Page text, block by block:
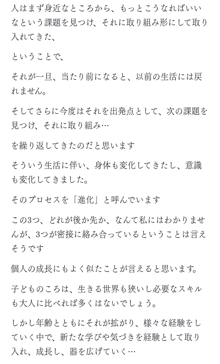
人はまず身近なところから、もっとこうなればいい
なという課題を見つけ、それに取り組み形にして取り
入れてきた、
ということで、
それが一旦、当たり前になると、以前の生活には戻
れません。
そしてさらに今度はそれを出発点として、次の課題を
見つけ、それに取り組み…
を繰り返してきたのだと思います
そういう生活に伴い、身体も変化してきたし、意識
も変化してきました。
そのプロセスを「進化」と呼んでいます
この3つ、どれが後か先か、なんて私にはわかりませ
んが、3つが密接に絡み合っているということは言え
そうです
個人の成長にもよく似たことが言えると思います。
子どものころは、生きる世界も狭いし必要なスキル
も大人に比べれば多くはないでしょう。
しかし年齢とともにそれが拡がり、様々な経験をし
ていく中で、新たな学びや気づきを経験として取り
入れ、成長し、器を広げていく…